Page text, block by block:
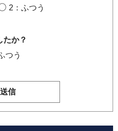
2：ふつう
たか？
つう